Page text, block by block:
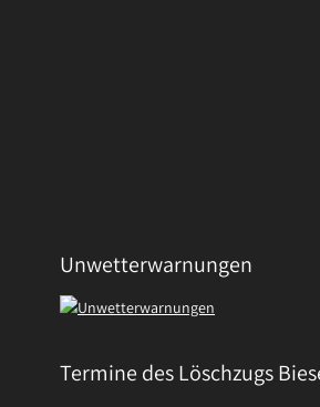
Unwetterwarnungen
Termine des Löschzugs